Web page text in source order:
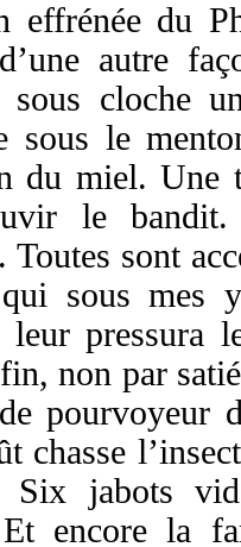
effrénéedu
d’une autre
sous cloche
sous le
du miel. Une
lebandit.
. Toutes sont
qui sous mes
leurpressura
fin, non par
depourvoyeur
chasse l’
Six jabots
encore la